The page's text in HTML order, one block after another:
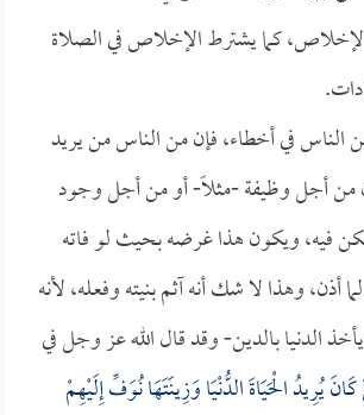
كما يشترط الإخلاص في الصلاة
الناس في أخطاء، فإن من الناس من يريد
من أجل وظيفة -مثلاً- أو من أجل وجود
فيه، ويكون هذا غرضه بحيث لو فاته
أذن، وهذا لا شك أنه آثم بنيته وفعله، لأنه
يأخذ الدنيا بالدين- وقد قال الله عز وجل في
يُرِيدُ الْحَيَاةَ الدُّنْيَا وَزِينَتَهَا نُوَفِّ إِلَيْهِمْ